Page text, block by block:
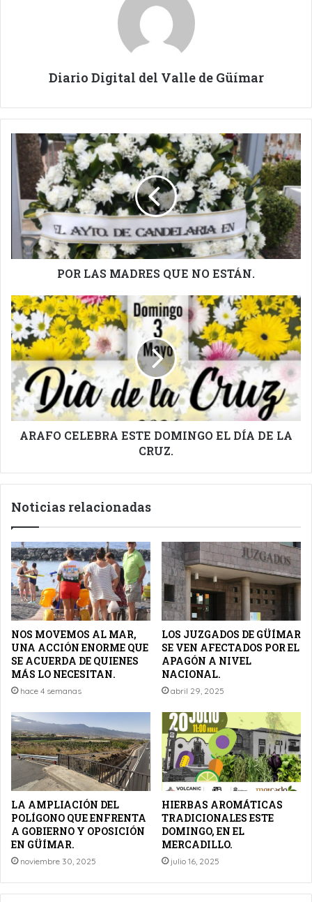
Diario Digital del Valle de Güímar
POR
LAS
MADRES
QUE
NO
ESTÁN.
POR LAS MADRES QUE NO ESTÁN.
ARAFO
CELEBRA
ESTE
DOMINGO
EL
DÍA
DE
LA
CRUZ.
ARAFO CELEBRA ESTE DOMINGO EL DÍA DE LA
CRUZ.
Noticias relacionadas
NOS MOVEMOS AL MAR,
UNA ACCIÓN ENORME QUE
SE ACUERDA DE QUIENES
MÁS LO NECESITAN.
hace 4 semanas
LOS JUZGADOS DE GÜÍMAR
SE VEN AFECTADOS POR EL
APAGÓN A NIVEL
NACIONAL.
abril 29, 2025
LA AMPLIACIÓN DEL
POLÍGONO QUE ENFRENTA
A GOBIERNO Y OPOSICIÓN
EN GÜÍMAR.
noviembre 30, 2025
HIERBAS AROMÁTICAS
TRADICIONALES ESTE
DOMINGO, EN EL
MERCADILLO.
julio 16, 2025